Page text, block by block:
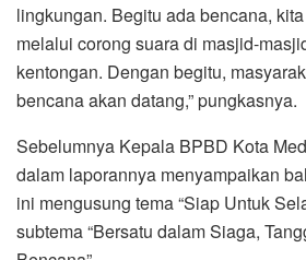
lingkungan. Begitu ada bencana,
melalui corong suara di masjid-
kentongan. Dengan begitu,
bencana akan datang,” pungkasnya.
Sebelumnya Kepala BPBD Kota
dalam laporannya menyampaikan
ini mengusung tema “Siap Untuk
subtema “Bersatu dalam Siaga,